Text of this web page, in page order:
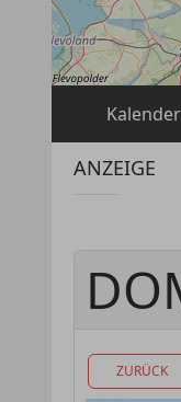
Kalender
ANZEIGE
ZURÜCK